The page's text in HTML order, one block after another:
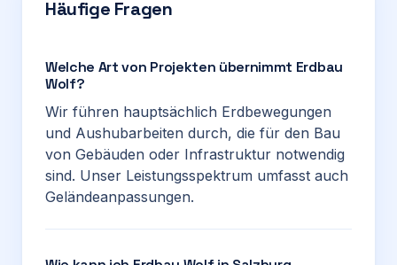
Häufige Fragen
Welche Art von Projekten übernimmt Erdbau
Wolf?
Wir führen hauptsächlich Erdbewegungen
und Aushubarbeiten durch, die für den Bau
von Gebäuden oder Infrastruktur notwendig
sind. Unser Leistungsspektrum umfasst auch
Geländeanpassungen.